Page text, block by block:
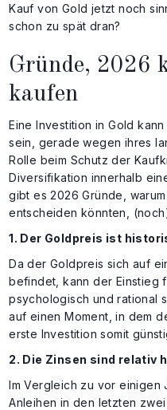
Kauf von Gold jetzt noch
schon zu spät dran?
Gründe, 2026
kaufen
Eine Investition in Gold
sein, gerade wegen ihres
Rolle beim Schutz der
Diversifikation innerhalb
gibt es 2026 Gründe,
entscheiden könnten,
1. Der Goldpreis ist
Da der Goldpreis sich auf
befindet, kann der Einstieg
psychologisch und rational
auf einen Moment, in dem
erste Investition somit
2. Die Zinsen sind relativ
Im Vergleich zu vor einigen
Anleihen in den letzten